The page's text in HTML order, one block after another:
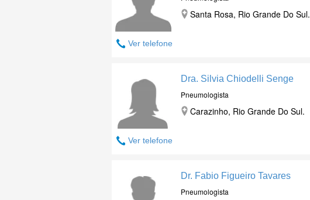
Ver telefone
Santa Rosa, Rio Grande Do Sul.
Ver telefone
Dra. Silvia Chiodelli Senge
Pneumologista
Carazinho, Rio Grande Do Sul.
Dr. Fabio Figueiro Tavares
Pneumologista